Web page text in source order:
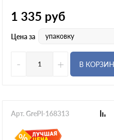
1 335 руб
Цена за упаковку
- + В
Арт. GrePl-168313